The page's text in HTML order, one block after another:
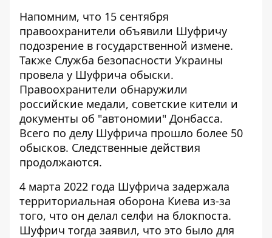
Напомним, что 15 сентября
правоохранители объявили Шуфричу
подозрение в государственной измене.
Также Служба безопасности Украины
провела у Шуфрича обыски.
Правоохранители обнаружили
российские медали, советские кители и
документы об "автономии" Донбасса.
Всего по делу Шуфрича прошло более 50
обысков. Следственные действия
продолжаются.
4 марта 2022 года Шуфрича задержала
территориальная оборона Киева из-за
того, что он делал селфи на блокпоста.
Шуфрич тогда заявил, что это было для